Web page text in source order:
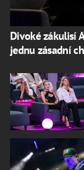
Divoké zákulisí
jednu zásadní